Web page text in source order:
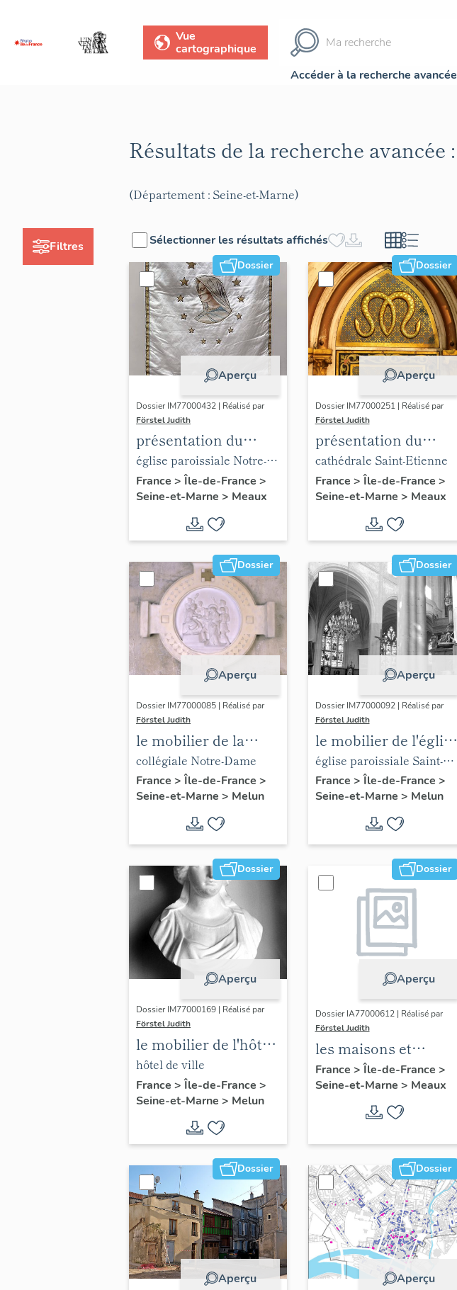
Vue
cartographique
Accéder à la recherche avancée
Filtres
Résultats de la recherche avancée :
(Département : Seine-et-Marne)
Sélectionner les résultats affichés
Dossier
Aperçu
Dossier IM77000432 | Réalisé par
Förstel Judith
présentation du
mobilier de l'église
paroissiale Notre-
Dame du Marché
église paroissiale Notre-
Dame du Marché
France > Île-de-France >
Seine-et-Marne > Meaux
Dossier
Aperçu
Dossier IM77000251 | Réalisé par
Förstel Judith
présentation du
mobilier de la
cathédrale de Meaux
cathédrale Saint-Etienne
France > Île-de-France >
Seine-et-Marne > Meaux
Dossier
Aperçu
Dossier IM77000085 | Réalisé par
Förstel Judith
le mobilier de la
collégiale Notre-
Dame
collégiale Notre-Dame
France > Île-de-France >
Seine-et-Marne > Melun
Dossier
Aperçu
Dossier IM77000092 | Réalisé par
Förstel Judith
le mobilier de l'église
Saint-Aspais
église paroissiale Saint-
Aspais
France > Île-de-France >
Seine-et-Marne > Melun
Dossier
Aperçu
Dossier IM77000169 | Réalisé par
Förstel Judith
le mobilier de l'hôtel
de ville
hôtel de ville
France > Île-de-France >
Seine-et-Marne > Melun
Dossier
Aperçu
Dossier IA77000612 | Réalisé par
Förstel Judith
les maisons et
immeubles de
Meaux
France > Île-de-France >
Seine-et-Marne > Meaux
Dossier
Aperçu
Dossier
Aperçu